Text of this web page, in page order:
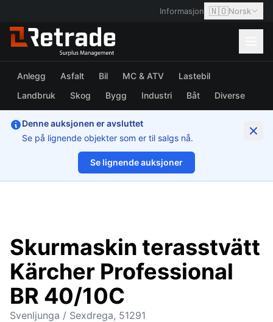
Informasjon 🇳🇴Norsk
Anlegg Asfalt Bil MC & ATV
Lastebil
Landbruk
Skog Bygg Industri Båt Diverse
Denne auksjonen er avsluttet
Se på lignende objekter som er til salgs nå.
Se lignende auksjoner
1/13
Skurmaskin terasstvätt
Kärcher Professional
BR 40/10C
Svenljunga / Sexdrega, 51291